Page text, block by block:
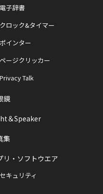
電子辞書
クロック&タイマー
ポインター
ページクリッカー
Privacy Talk
鏡
＆Speaker
集
リ・ソフトウエア
セキュリティ